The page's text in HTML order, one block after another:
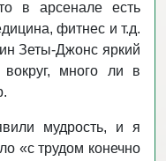
в арсенале есть
фитнес и т.д.
Зеты-Джонс яркий
много ли в
мудрость, и я
«с трудом конечно